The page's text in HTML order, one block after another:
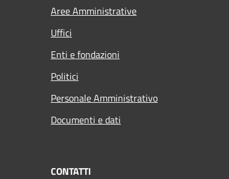
Aree Amministrative
Uffici
Enti e fondazioni
Politici
Personale Amministrativo
Documenti e dati
CONTATTI